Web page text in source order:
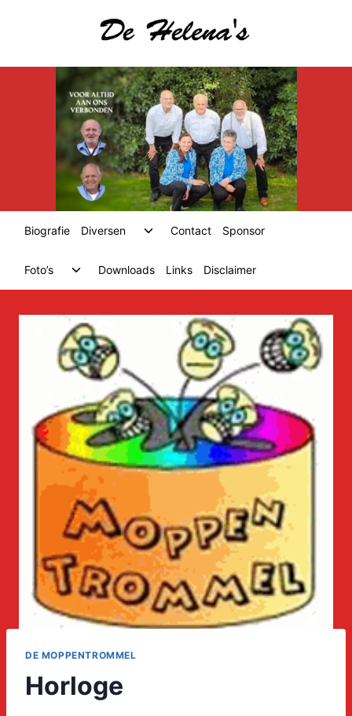
Biografie Diversen
ToggleContact Sponsor
Foto’s
ToggleDownloads Links Disclaimer
DE MOPPENTROMMEL
Horloge